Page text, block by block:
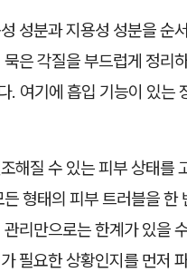
성분과 지용성 성분을 순
은 각질을 부드럽게 정리
. 여기에 흡입 기능이 있는
해질 수 있는 피부 상태를
형태의 피부 트러블을
리만으로는 한계가 있을
필요한 상황인지를 먼저